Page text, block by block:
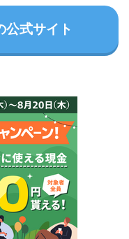
公式サイト